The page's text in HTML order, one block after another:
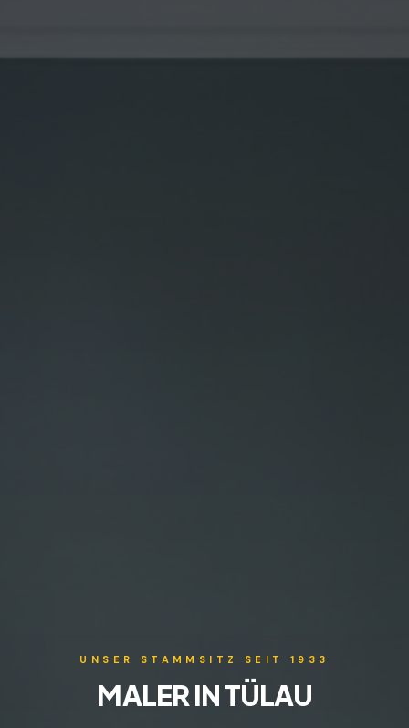
UNSER STAMMSITZ SEIT 1933
MALER IN TÜLAU